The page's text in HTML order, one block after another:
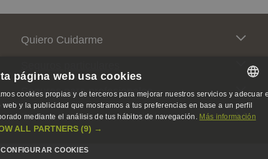
Pie de página
Quiero Cuidarme
Seguros para profesionales
Somos activistas de la salud
SPANISH
SPANISH
página web usa cookies
cookies propias y de terceros para mejorar nuestros servicios y adecuar
web y la publicidad que mostramos a tus preferencias en base a un perfil
mediante el análisis de tus hábitos de navegación. Más información
ALL PARTNERS (9) →
CONFIGURAR COOKIES